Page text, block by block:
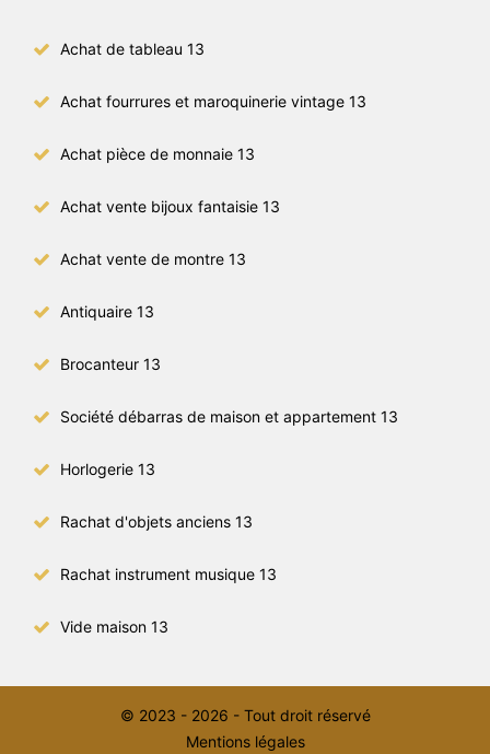
Achat de tableau 13
Achat fourrures et maroquinerie vintage 13
Achat pièce de monnaie 13
Achat vente bijoux fantaisie 13
Achat vente de montre 13
Antiquaire 13
Brocanteur 13
Société débarras de maison et appartement 13
Horlogerie 13
Rachat d'objets anciens 13
Rachat instrument musique 13
Vide maison 13
© 2023 - 2026 - Tout droit réservé
Mentions légales